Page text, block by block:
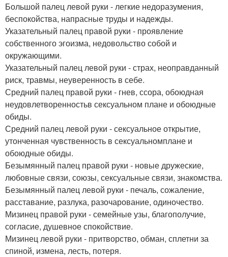
Большой палец левой руки - легкие недоразумения,
беспокойства, напрасные труды и надежды.
Указательный палец правой руки - проявление
собственного эгоизма, недовольство собой и
окружающими.
Указательный палец левой руки - страх, неоправданный
риск, травмы, неуверенность в себе.
Средний палец правой руки - гнев, ссора, обоюдная
неудовлетворенностьв сексуальном плане и обоюдные
обиды.
Средний палец левой руки - сексуальное открытие,
утонченная чувственность в сексуальномплане и
обоюдные обиды.
Безымянный палец правой руки - новые дружеские,
любовные связи, союзы, сексуальные связи, знакомства.
Безымянный палец левой руки - печаль, сожаление,
расставание, разлука, разочарование, одиночество.
Мизинец правой руки - семейные узы, благополучие,
согласие, душевное спокойствие.
Мизинец левой руки - притворство, обман, сплетни за
спиной, измена, лесть, потеря.